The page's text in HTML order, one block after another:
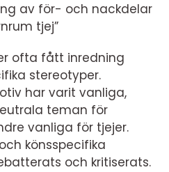
av för- och nackdelar
tjej”
ofta fått inredning
stereotyper.
har varit vanliga,
teman för
vanliga för tjejer.
könsspecifika
och kritiserats.